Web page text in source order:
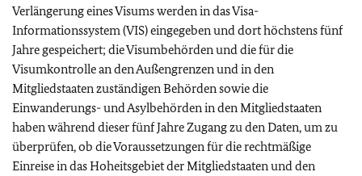
Verlängerung eines Visums werden in das Visa-
Informationssystem (VIS) eingegeben und dort höchstens fünf
Jahre gespeichert; die Visumbehörden und die für die
Visumkontrolle an den Außengrenzen und in den
Mitgliedstaaten zuständigen Behörden sowie die
Einwanderungs- und Asylbehörden in den Mitgliedstaaten
haben während dieser fünf Jahre Zugang zu den Daten, um zu
überprüfen, ob die Voraussetzungen für die rechtmäßige
Einreise in das Hoheitsgebiet der Mitgliedstaaten und den